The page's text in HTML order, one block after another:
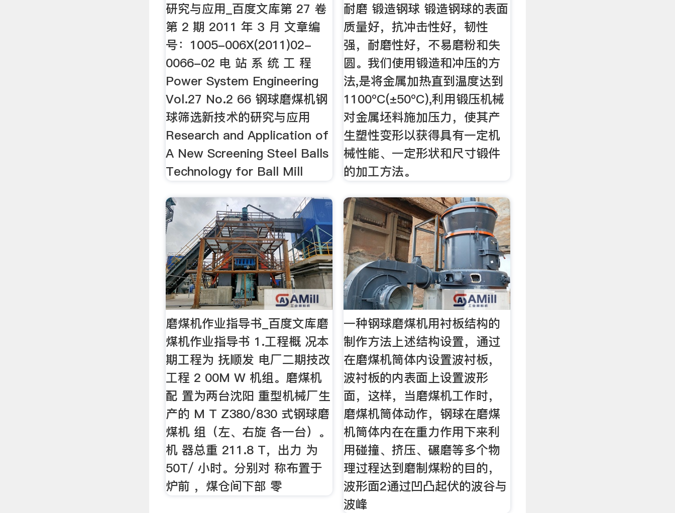
研究与应用_百度文库第 27 卷
第 2 期 2011 年 3 月 文章编
号：1005-006X(2011)02-
0066-02 电 站 系 统 工 程
Power System Engineering
Vol.27 No.2 66 钢球磨煤机钢
球筛选新技术的研究与应用
Research and Application of
A New Screening Steel Balls
Technology for Ball Mill
耐磨 锻造钢球 锻造钢球的表面
质量好，抗冲击性好，韧性
强，耐磨性好，不易磨粉和失
圆。我们使用锻造和冲压的方
法,是将金属加热直到温度达到
1100ºC(±50ºC),利用锻压机械
对金属坯料施加压力，使其产
生塑性变形以获得具有一定机
械性能、一定形状和尺寸锻件
的加工方法。
磨煤机作业指导书_百度文库磨
煤机作业指导书 1.工程概 况本
期工程为 抚顺发 电厂二期技改
工程 2 00M W 机组。磨煤机
配 置为两台沈阳 重型机械厂生
产的 M T Z380/830 式钢球磨
煤机 组（左、右旋 各一台）。
机 器总重 211.8 T，出力 为
50T/ 小时。分别对 称布置于
炉前 ，煤仓间下部 零
一种钢球磨煤机用衬板结构的
制作方法上述结构设置，通过
在磨煤机筒体内设置波衬板，
波衬板的内表面上设置波形
面，这样，当磨煤机工作时，
磨煤机筒体动作，钢球在磨煤
机筒体内在在重力作用下来利
用碰撞、挤压、碾磨等多个物
理过程达到磨制煤粉的目的，
波形面2通过凹凸起伏的波谷与
波峰